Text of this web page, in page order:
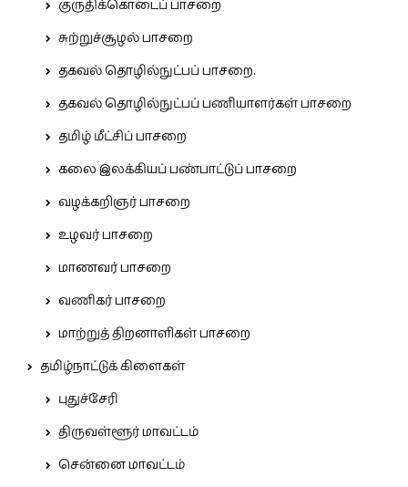
குருதிக்கொடைப் பாசறை
சுற்றுச்சூழல் பாசறை
தகவல் தொழில்நுட்பப் பாசறை.
தகவல் தொழில்நுட்பப் பணியாளர்கள் பாசறை
தமிழ் மீட்சிப் பாசறை
கலை இலக்கியப் பண்பாட்டுப் பாசறை
வழக்கறிஞர் பாசறை
உழவர் பாசறை
மாணவர் பாசறை
வணிகர் பாசறை
மாற்றுத் திறனாளிகள் பாசறை
தமிழ்நாட்டுக் கிளைகள்
புதுச்சேரி
திருவள்ளூர் மாவட்டம்
சென்னை மாவட்டம்